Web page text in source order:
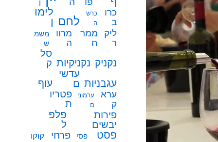
ן
כרו
ב
כרש
ה
לחם
לימו
ן
ליק
ר
ממר
ח
מרוו
ה
משמ
ש
נקניק נקניקיות
סל
ק
עגבניות
עדשי
ם
עוף
ערא
ק
ערמוני
ם
פטריו
ת
פירות
יבשים
פלפ
ל
פסט
פסי
פרחי
קוקו